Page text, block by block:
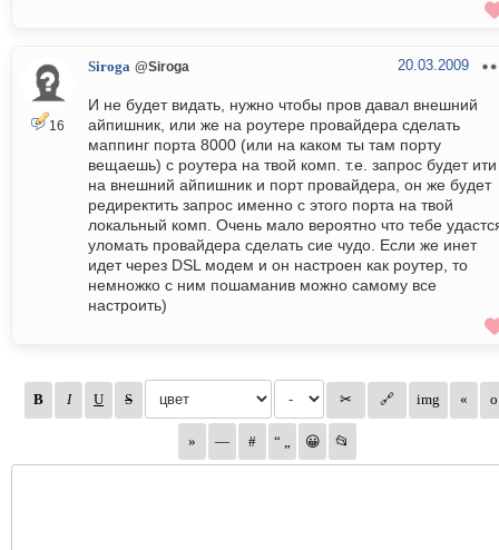
16
Siroga @Siroga 20.03.2009
И не будет видать, нужно чтобы пров давал внешний
айпишник, или же на роутере провайдера сделать
маппинг порта 8000 (или на каком ты там порту
вещаешь) с роутера на твой комп. т.е. запрос будет ити
на внешний айпишник и порт провайдера, он же будет
редиректить запрос именно с этого порта на твой
локальный комп. Очень мало вероятно что тебе
уломать провайдера сделать сие чудо. Если же инет
идет через DSL модем и он настроен как роутер, то
немножко с ним пошаманив можно самому все
настроить)